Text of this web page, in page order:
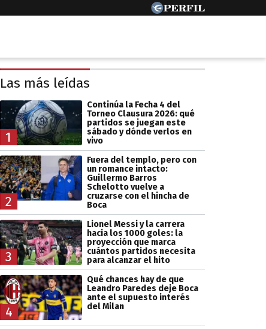
Las más leídas
1
Continúa la Fecha 4 del
Torneo Clausura 2026: qué
partidos se juegan este
sábado y dónde verlos en
vivo
2
Fuera del templo, pero con
un romance intacto:
Guillermo Barros
Schelotto vuelve a
cruzarse con el hincha de
Boca
3
Lionel Messi y la carrera
hacia los 1000 goles: la
proyección que marca
cuántos partidos necesita
para alcanzar el hito
4
Qué chances hay de que
Leandro Paredes deje Boca
ante el supuesto interés
del Milan